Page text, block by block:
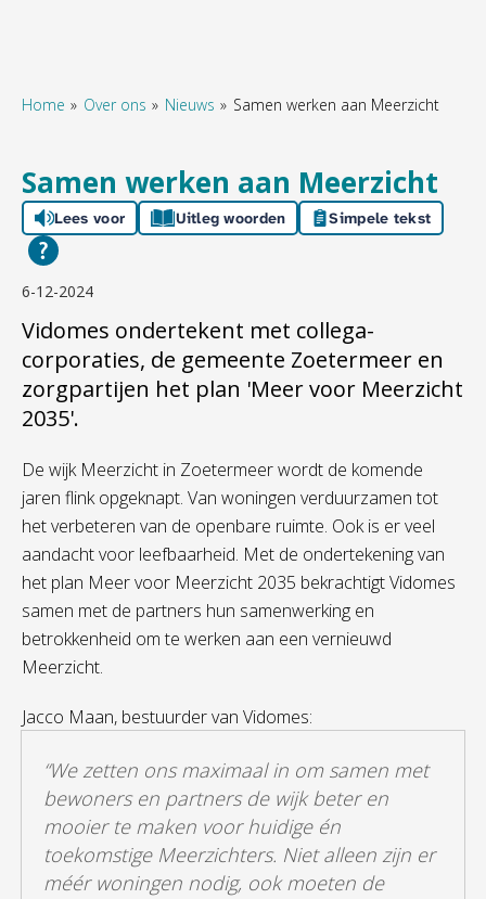
Naar hoofdnavigatiemenu
Home Over ons Nieuws Samen werken aan Meerzicht
Samen werken aan Meerzicht
Lees voor Uitleg woorden Simpele tekst
6-12-2024
Vidomes ondertekent met collega-
corporaties, de gemeente Zoetermeer en
zorgpartijen het plan 'Meer voor Meerzicht
2035'.
De wijk Meerzicht in Zoetermeer wordt de komende
jaren flink opgeknapt. Van woningen verduurzamen tot
het verbeteren van de openbare ruimte. Ook is er veel
aandacht voor leefbaarheid. Met de ondertekening van
het plan Meer voor Meerzicht 2035 bekrachtigt Vidomes
samen met de partners hun samenwerking en
betrokkenheid om te werken aan een vernieuwd
Meerzicht.
Jacco Maan, bestuurder van Vidomes:
“We zetten ons maximaal in om samen met
bewoners en partners de wijk beter en
mooier te maken voor huidige én
toekomstige Meerzichters. Niet alleen zijn er
méér woningen nodig, ook moeten de